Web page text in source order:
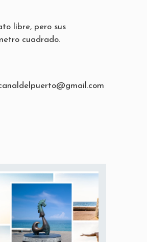
libre, pero sus
cuadrado.